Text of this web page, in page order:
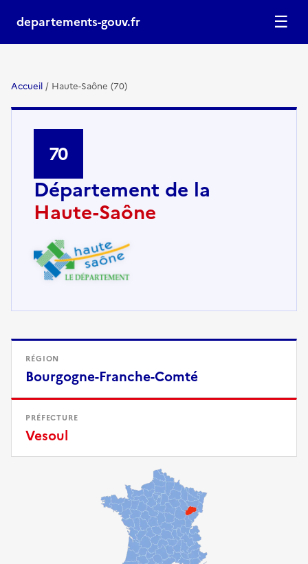
departements-gouv.fr ☰
Accueil / Haute-Saône (70)
70
Département de la
Haute-Saône
RÉGION
Bourgogne-Franche-Comté
PRÉFECTURE
Vesoul